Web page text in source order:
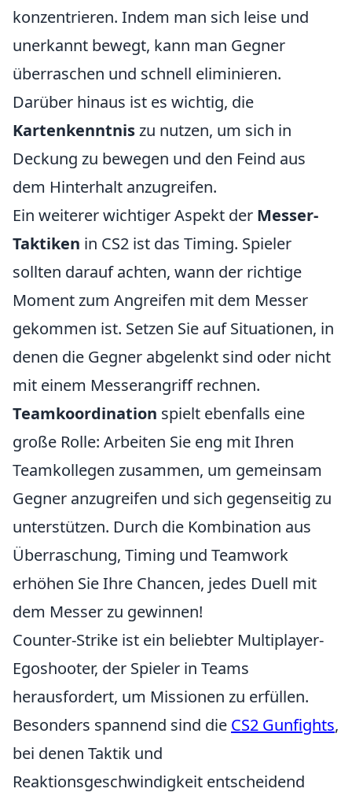
konzentrieren. Indem man sich leise und
unerkannt bewegt, kann man Gegner
überraschen und schnell eliminieren.
Darüber hinaus ist es wichtig, die
Kartenkenntniszu nutzen, um sich in
Deckung zu bewegen und den Feind aus
dem Hinterhalt anzugreifen.
Ein weiterer wichtiger Aspekt der Messer-
Taktiken in CS2 ist das Timing. Spieler
sollten darauf achten, wann der richtige
Moment zum Angreifen mit dem Messer
gekommen ist. Setzen Sie auf Situationen, in
denen die Gegner abgelenkt sind oder nicht
mit einem Messerangriff rechnen.
Teamkoordination spielt ebenfalls eine
große Rolle: Arbeiten Sie eng mit Ihren
Teamkollegen zusammen, um gemeinsam
Gegner anzugreifen und sich gegenseitig zu
unterstützen. Durch die Kombination aus
Überraschung, Timing und Teamwork
erhöhen Sie Ihre Chancen, jedes Duell mit
dem Messer zu gewinnen!
Counter-Strike ist ein beliebter Multiplayer-
Egoshooter, der Spieler in Teams
herausfordert, um Missionen zu erfüllen.
Besonders spannend sind die CS2 Gunfights,
bei denen Taktik und
Reaktionsgeschwindigkeit entscheidend